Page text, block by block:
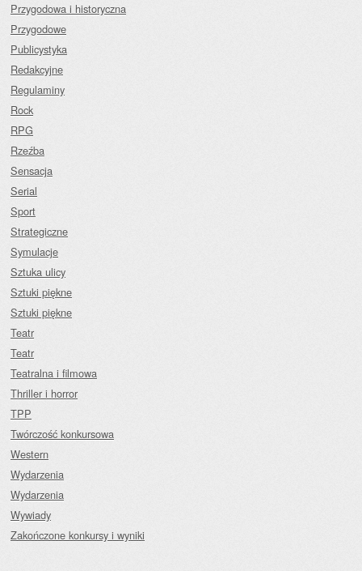
Przygodowa i historyczna
Przygodowe
Publicystyka
Redakcyjne
Regulaminy
Rock
RPG
Rzeźba
Sensacja
Serial
Sport
Strategiczne
Symulacje
Sztuka ulicy
Sztuki piękne
Sztuki piękne
Teatr
Teatr
Teatralna i filmowa
Thriller i horror
TPP
Twórczość konkursowa
Western
Wydarzenia
Wydarzenia
Wywiady
Zakończone konkursy i wyniki